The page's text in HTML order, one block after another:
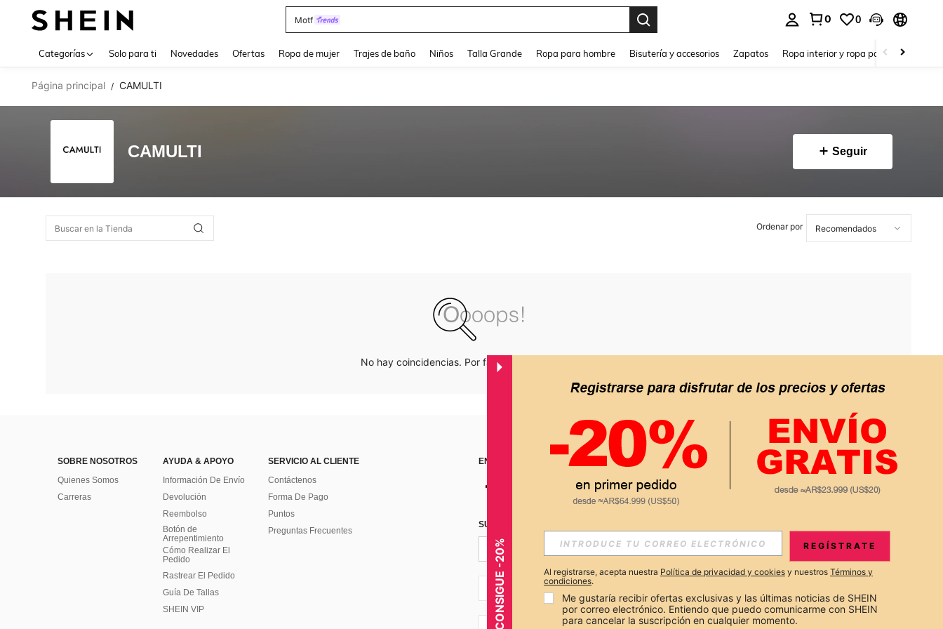
Motf
0 0
Categorías Solo para ti Novedades Ofertas Ropa de mujer Trajes de baño Niños Talla Grande Ropa para hombre Bisutería y accesorios Zapatos Ropa interior y ropa para dormir
Página principal / CAMULTI
CAMULTI Seguir
Ordenar por
No hay coincidencias. Por favor inténtalo de nuevo.
SOBRE NOSOTROS
Quienes Somos
Carreras
AYUDA & APOYO
Información De Envío
Devolución
Reembolso
Botón de
Arrepentimiento
Cómo Realizar El
Pedido
Rastrear El Pedido
Guía De Tallas
SHEIN VIP
SERVICIO AL CLIENTE
Contáctenos
Forma De Pago
Puntos
Preguntas Frecuentes
ENCUÉNTRANOS EN APP
SUSCRÍBETE PARA RECIBIR OFERTAS EXCLUSIVAS, PROMOCIONES Y NOTICIAS DE SHEIN
Suscribir
AR + 54
CONSIGUE -20% REGÍSTRATE
Al registrarse, acepta nuestra Política de privacidad y cookies y nuestros Términos y
condiciones.
Me gustaría recibir ofertas exclusivas y las últimas noticias de SHEIN
por correo electrónico. Entiendo que puedo comunicarme con SHEIN
para cancelar la suscripción en cualquier momento.